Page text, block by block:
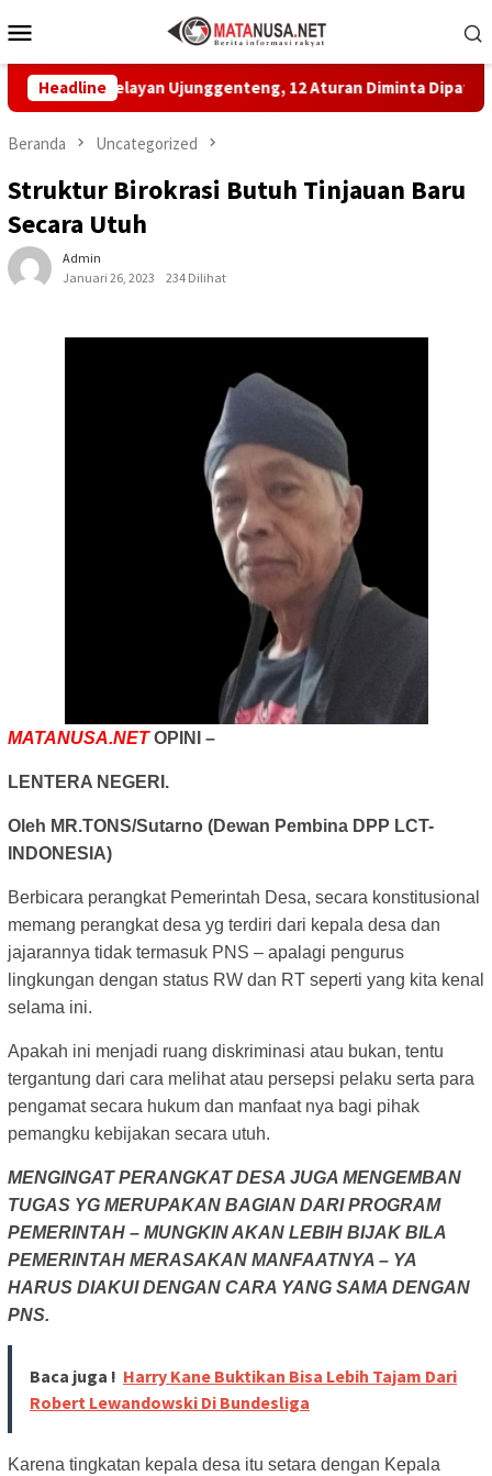
ke
Mobile
Headline
Nelayan Ujunggenteng, 12 Aturan Diminta Dipatuhi
Beranda Uncategorized
Struktur Birokrasi Butuh Tinjauan Baru
Secara Utuh
Admin
Januari 26, 2023
234 Dilihat
MATANUSA.NETOPINI –
LENTERA NEGERI.
Oleh MR.TONS/Sutarno (Dewan Pembina DPP LCT-
INDONESIA)
Berbicara perangkat Pemerintah Desa, secara konstitusional
memang perangkat desa yg terdiri dari kepala desa dan
jajarannya tidak termasuk PNS – apalagi pengurus
lingkungan dengan status RW dan RT seperti yang kita kenal
selama ini.
Apakah ini menjadi ruang diskriminasi atau bukan, tentu
tergantung dari cara melihat atau persepsi pelaku serta para
pengamat secara hukum dan manfaat nya bagi pihak
pemangku kebijakan secara utuh.
MENGINGAT PERANGKAT DESA JUGA MENGEMBAN
TUGAS YG MERUPAKAN BAGIAN DARI PROGRAM
PEMERINTAH – MUNGKIN AKAN LEBIH BIJAK BILA
PEMERINTAH MERASAKAN MANFAATNYA – YA
HARUS DIAKUI DENGAN CARA YANG SAMA DENGAN
PNS.
Baca juga ! Harry Kane Buktikan Bisa Lebih Tajam Dari
Robert Lewandowski Di Bundesliga
Karena tingkatan kepala desa itu setara dengan Kepala